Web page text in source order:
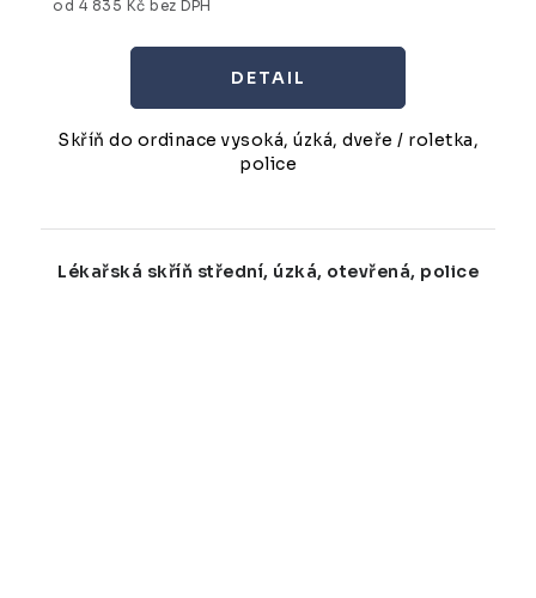
od 4 835 Kč bez DPH
Skříň do ordinace vysoká, úzká, dveře / roletka,
police
Lékařská skříň střední, úzká, otevřená, police